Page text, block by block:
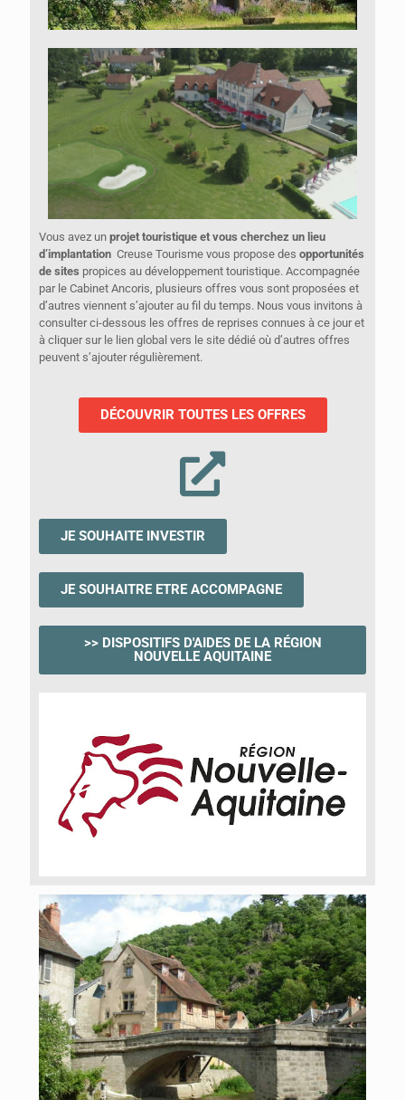
Vous avez un projet touristique et vous cherchez un lieu
d’implantation Creuse Tourisme vous propose des opportunités
de sites propices au développement touristique. Accompagnée
par le Cabinet Ancoris, plusieurs offres vous sont proposées et
d’autres viennent s’ajouter au fil du temps. Nous vous invitons à
consulter ci-dessous les offres de reprises connues à ce jour et
à cliquer sur le lien global vers le site dédié où d’autres offres
peuvent s’ajouter régulièrement.
DÉCOUVRIR TOUTES LES OFFRES
JE SOUHAITE INVESTIR
JE SOUHAITRE ETRE ACCOMPAGNE
>> DISPOSITIFS D'AIDES DE LA RÉGION
NOUVELLE AQUITAINE